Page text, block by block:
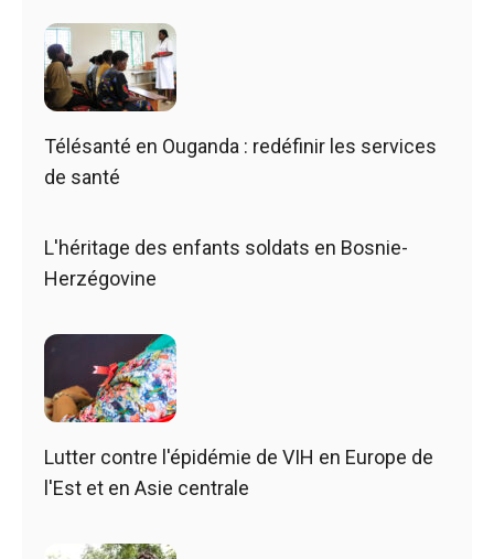
Télésanté en Ouganda : redéfinir les services
de santé
L'héritage des enfants soldats en Bosnie-
Herzégovine
Lutter contre l'épidémie de VIH en Europe de
l'Est et en Asie centrale